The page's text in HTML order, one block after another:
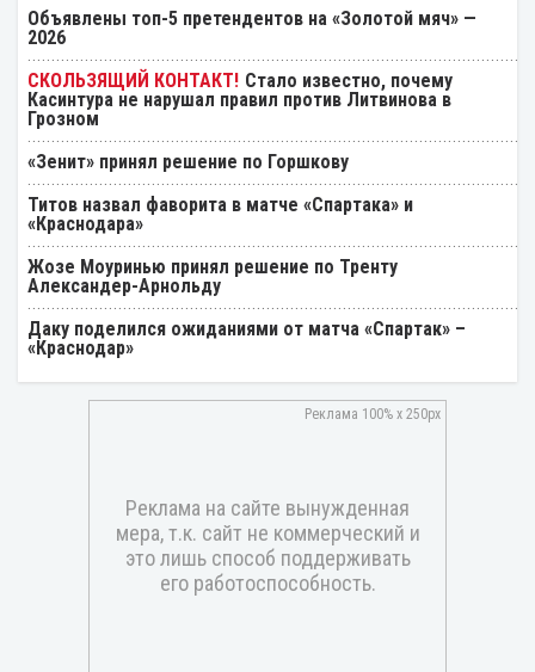
Объявлены топ-5 претендентов на «Золотой мяч» —
2026
Стало известно, почему
Касинтура не нарушал правил против Литвинова в
Грозном
«Зенит» принял решение по Горшкову
Титов назвал фаворита в матче «Спартака» и
«Краснодара»
Жозе Моуринью принял решение по Тренту
Александер-Арнольду
Даку поделился ожиданиями от матча «Спартак» –
«Краснодар»